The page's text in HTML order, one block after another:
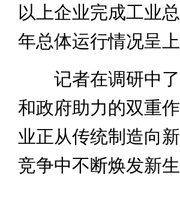
以上企业完成工业
年总体运行情况呈上
记者在调研中了
和政府助力的双重
业正从传统制造向
竞争中不断焕发新生